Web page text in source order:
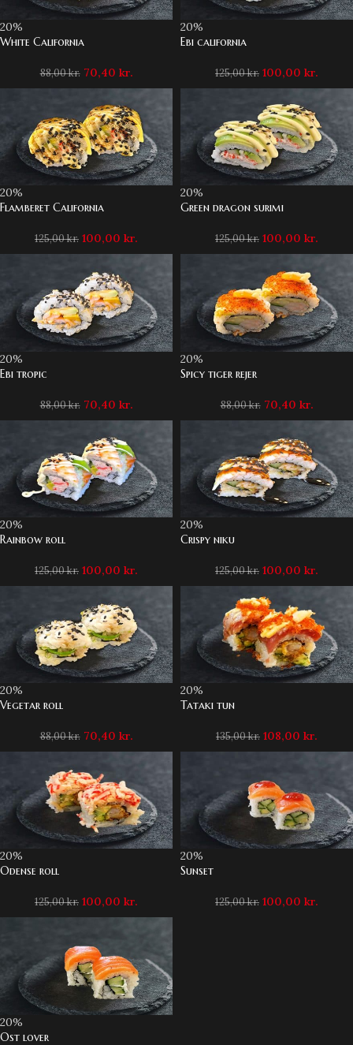
20%
White California
88,00kr. 70,40 kr.
20%
Ebi california
125,00kr. 100,00 kr.
20%
Flamberet California
125,00kr. 100,00 kr.
20%
Green dragon surimi
125,00kr. 100,00 kr.
20%
Ebi tropic
88,00kr. 70,40 kr.
20%
Spicy tiger rejer
88,00kr. 70,40 kr.
20%
Rainbow roll
125,00kr. 100,00 kr.
20%
Crispy niku
125,00kr. 100,00 kr.
20%
Vegetar roll
88,00kr. 70,40 kr.
20%
Tataki tun
135,00kr. 108,00 kr.
20%
Odense roll
125,00kr. 100,00 kr.
20%
Sunset
125,00kr. 100,00 kr.
20%
Ost lover